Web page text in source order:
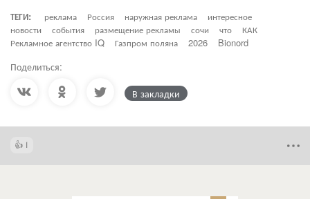
ТЕГИ:
реклама Россия наружная реклама
интересное
новости
события размещение рекламы сочи что
КАК
Рекламное агентство IQ
Газпром поляна 2026 Bionord
Поделиться:
В закладки
1